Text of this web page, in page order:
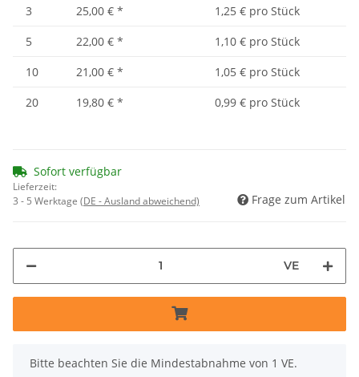
3 25,00 € *
1,25 € pro Stück
5
22,00 € *
1,10 € pro Stück
10
21,00 € *
1,05 € pro Stück
20
19,80 € * 0,99 € pro Stück
Sofort verfügbar
Lieferzeit:
3 - 5 Werktage (DE - Ausland abweichend) Frage zum Artikel
VE
x
Bitte beachten Sie die Mindestabnahme von 1 VE.